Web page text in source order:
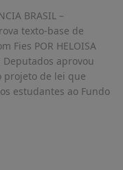
BRASIL –
texto-base de
Fies POR HELOISA
Deputados aprovou
projeto de lei que
estudantes ao Fundo